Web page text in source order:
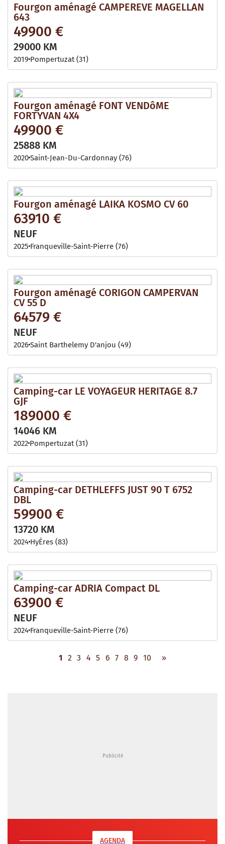
Fourgon aménagé CAMPEREVE MAGELLAN
643
49900 €
29000 KM
2019 Pompertuzat (31)
Fourgon aménagé FONT VENDôME
FORTYVAN 4X4
49900 €
25888 KM
2020Saint-Jean-Du-Cardonnay (76)
Fourgon aménagé LAIKA KOSMO CV 60
63910 €
NEUF
2025 Franqueville-Saint-Pierre (76)
Fourgon aménagé CORIGON CAMPERVAN
CV 55 D
64579 €
NEUF
2026Saint Barthelemy D'anjou (49)
Camping-car LE VOYAGEUR HERITAGE 8.7
GJF
189000 €
14046 KM
2022 Pompertuzat (31)
Camping-car DETHLEFFS JUST 90 T 6752
DBL
59900 €
13720 KM
2024 HyÈres (83)
Camping-car ADRIA Compact DL
63900 €
NEUF
2024 Franqueville-Saint-Pierre (76)
1 2 3 4 5 6 7 8 9 10 »
AGENDA